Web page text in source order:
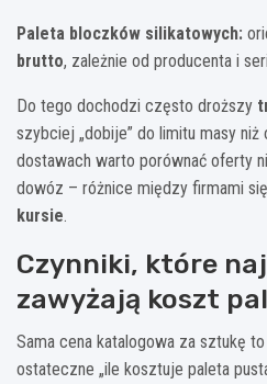
Paleta bloczków silikatowych:
brutto, zależnie od producenta i
Do tego dochodzi często droższy
szybciej „dobije” do limitu masy
dostawach warto porównać oferty
dowóz – różnice między firmami
kursie.
Czynniki, które
zawyżają koszt
Sama cena katalogowa za sztukę
ostateczne „ile kosztuje paleta